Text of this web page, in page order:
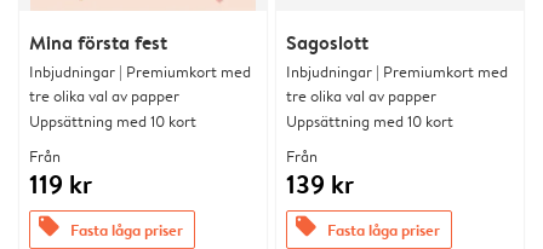
Mina första fest
Inbjudningar | Premiumkort med
tre olika val av papper
Uppsättning med 10 kort
Från
119 kr
offers Fasta låga priser
Sagoslott
Inbjudningar | Premiumkort med
tre olika val av papper
Uppsättning med 10 kort
Från
139 kr
offers Fasta låga priser